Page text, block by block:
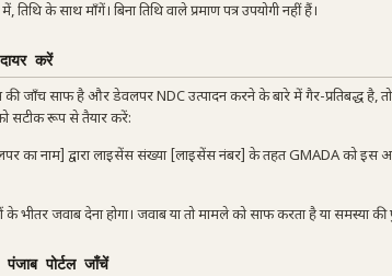
के साथ माँगें। बिना तिथि वाले प्रमाण पत्र उपयोगी नहीं हैं।
करें
की जाँच साफ है और डेवलपर NDC उत्पादन करने के बारे में गैर-
सटीक रूप से तैयार करें:
का नाम] द्वारा लाइसेंस संख्या [लाइसेंस नंबर] के तहत GMADA को इस
भीतर जवाब देना होगा। जवाब या तो मामले को साफ करता है या समस्या
पोर्टल जाँचें